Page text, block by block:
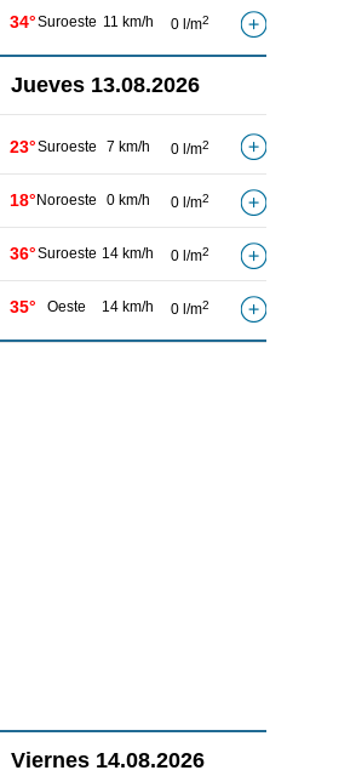
34°Suroeste 11 km/h 0 l/m2
Jueves 13.08.2026
23°Suroeste 7 km/h 0 l/m2
18° Noroeste 0 km/h 0 l/m2
36°Suroeste 14 km/h 0 l/m2
35° Oeste 14 km/h 0 l/m2
Viernes 14.08.2026